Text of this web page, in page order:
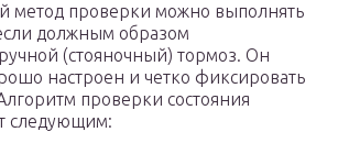
метод проверки можно выполнять
должным образом
(стояночный) тормоз. Он
настроен и четко фиксировать
проверки состояния
следующим: